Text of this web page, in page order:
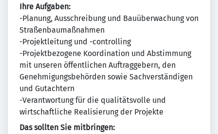
Ihre Aufgaben:
-Planung, Ausschreibung und Bauüberwachung von
Straßenbaumaßnahmen
-Projektleitung und -controlling
-Projektbezogene Koordination und Abstimmung
mit unseren öffentlichen Auftraggebern, den
Genehmigungsbehörden sowie Sachverständigen
und Gutachtern
-Verantwortung für die qualitätsvolle und
wirtschaftliche Realisierung der Projekte
Das sollten Sie mitbringen: